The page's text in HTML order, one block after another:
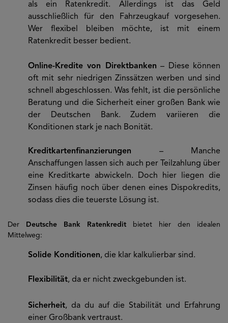
als ein Ratenkredit. Allerdings ist das Geld
ausschließlich für den Fahrzeugkauf vorgesehen.
Wer flexibel bleiben möchte, ist mit einem
Ratenkredit besser bedient.
Online-Kredite von Direktbanken – Diese können
oft mit sehr niedrigen Zinssätzen werben und sind
schnell abgeschlossen. Was fehlt, ist die persönliche
Beratung und die Sicherheit einer großen Bank wie
der Deutschen Bank. Zudem variieren die
Konditionen stark je nach Bonität.
Kreditkartenfinanzierungen – Manche
Anschaffungen lassen sich auch per Teilzahlung über
eine Kreditkarte abwickeln. Doch hier liegen die
Zinsen häufig noch über denen eines Dispokredits,
sodass dies die teuerste Lösung ist.
Der Deutsche Bank Ratenkredit bietet hier den idealen
Mittelweg:
Solide Konditionen, die klar kalkulierbar sind.
Flexibilität, da er nicht zweckgebunden ist.
Sicherheit, da du auf die Stabilität und Erfahrung
einer Großbank vertraust.